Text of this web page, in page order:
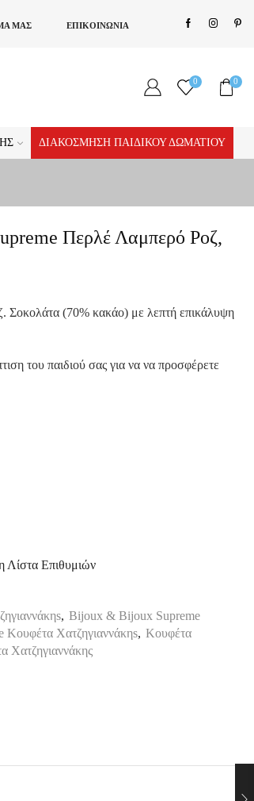
ΜΑΣ ΕΠΙΚΟΙΝΩΝΙΑ
0 0
ΔΙΑΚΌΣΜΗΣΗ ΠΑΙΔΙΚΟΎ ΔΩΜΑΤΊΟΥ
Περλέ Λαμπερό Ροζ,
Σοκολάτα (70% κακάο) με λεπτή επικάλυψη
του παιδιού σας για να να προσφέρετε
Λίστα Επιθυμιών
, Bijoux & Bijoux Supreme
Χατζηγιαννάκηs, Κουφέτα
Χατζηγιαννάκης